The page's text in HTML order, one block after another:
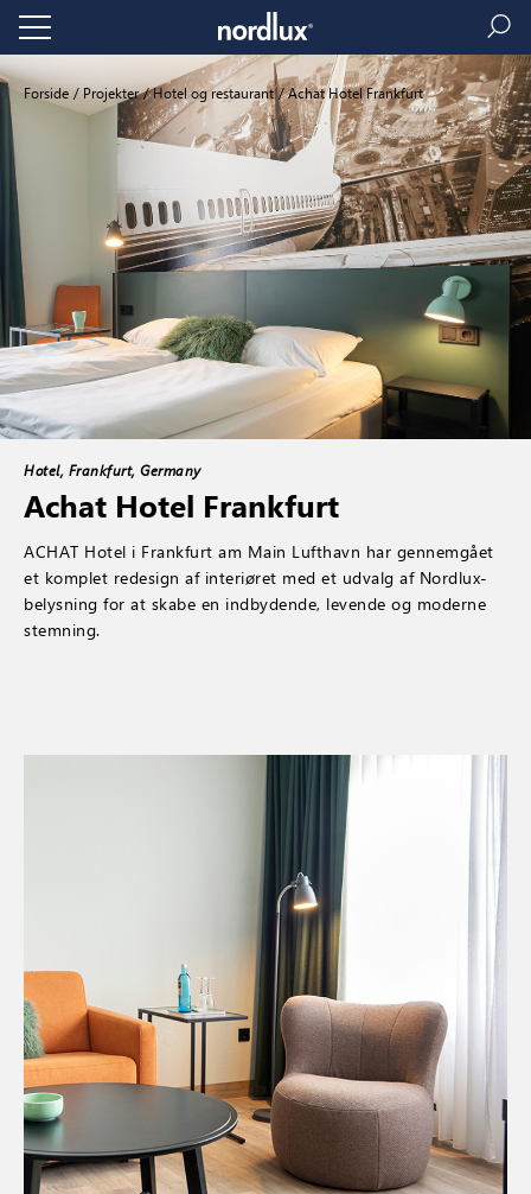
Forside Projekter Hotel og restaurant Achat Hotel Frankfurt
Hotel, Frankfurt, Germany
Achat Hotel Frankfurt
ACHAT Hotel i Frankfurt am Main Lufthavn har gennemgået
et komplet redesign af interiøret med et udvalg af Nordlux-
belysning for at skabe en indbydende, levende og moderne
stemning.